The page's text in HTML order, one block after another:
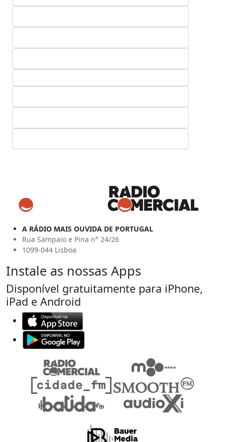
A RÁDIO MAIS OUVIDA DE PORTUGAL
Rua Sampaio e Pina n° 24/26
1099-044 Lisboa
Instale as nossas Apps
Disponível gratuitamente para iPhone,
iPad e Android